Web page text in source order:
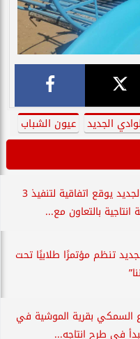
الجديد عيون الشباب
محافظ الوادي الجديد يوقع اتفاقية لتنفيذ 3
بالتعاون مع...
تنظم مؤتمرًا طلابيًا تحت
السمكي بقرية الموشية في
في طرح انتاجه...